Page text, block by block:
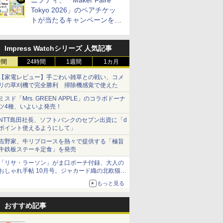
Tokyo 2026」のペアチケッ
トが当たるキャンペーンをX
Impress Watchシリーズ 人気記事
24時間 1週間 1カ月
家電レビュー】手ごわい雑草との戦い、コメ
の草刈機で完全勝利 掃除機感覚で使えた
スド「Mrs. GREEN APPLE」のコラボドーナ
4種、いよいよ発売！
島田社長、ソフトバンクのセブン出資に「d
イント使えるようにして」
野家、牛リブロースを熱々で提供する「極旨
鉄板ステーキ定食」を発売
リサ・ラーソン」がま口ポーチ付録、大人の
しゃれ手帖 10月号。ジャカード織の北欧猫デ
もっと見る
おすすめ記事